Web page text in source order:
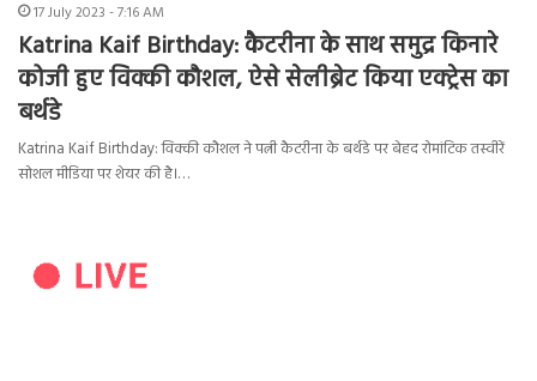
17 July 2023 - 7:16 AM
Katrina Kaif Birthday: कैटरीना के साथ समुद्र किनारे
कोजी हुए विक्की कौशल, ऐसे सेलीब्रेट किया एक्ट्रेस का
बर्थडे
Katrina Kaif Birthday: विक्की कौशल ने पत्नी कैटरीना के बर्थडे पर बेहद रोमांटिक तस्वीरें
सोशल मीडिया पर शेयर की है।…